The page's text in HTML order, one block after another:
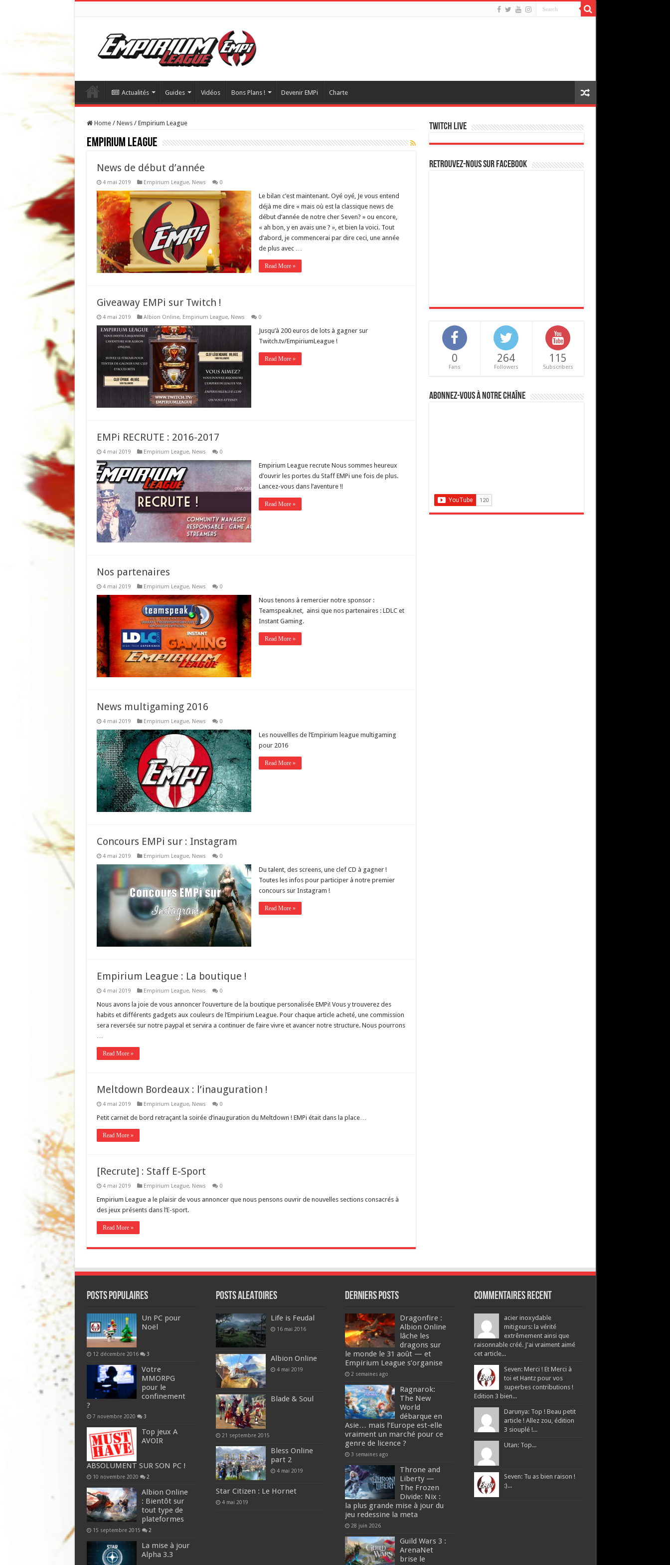
Actualités Guides Vidéos Bons Plans ! Devenir EMPi Charte
Home / News / Empirium League
Empirium League
News de début d’année
4 mai 2019 Empirium League, News 0
Le bilan c’est maintenant. Oyé oyé, Je vous entend
déjà me dire « mais où est la classique news de
début d’année de notre cher Seven? » ou encore,
« ah bon, y en avais une ? », et bien la voici. Tout
d’abord, je commencerai par dire ceci, une année
de plus avec …
Read More »
Giveaway EMPi sur Twitch !
4 mai 2019 Albion Online, Empirium League, News 0
Jusqu’à 200 euros de lots à gagner sur
Twitch.tv/EmpiriumLeague !
Read More »
EMPi RECRUTE : 2016-2017
4 mai 2019 Empirium League, News 0
Empirium League recrute Nous sommes heureux
d’ouvrir les portes du Staff EMPi une fois de plus.
Lancez-vous dans l’aventure !!
Read More »
Nos partenaires
4 mai 2019 Empirium League, News 0
Nous tenons à remercier notre sponsor :
Teamspeak.net, ainsi que nos partenaires : LDLC et
Instant Gaming.
Read More »
News multigaming 2016
4 mai 2019 Empirium League, News 0
Les nouvellles de l’Empirium league multigaming
pour 2016
Read More »
Concours EMPi sur : Instagram
4 mai 2019 Empirium League, News 0
Du talent, des screens, une clef CD à gagner !
Toutes les infos pour participer à notre premier
concours sur Instagram !
Read More »
Empirium League : La boutique !
4 mai 2019 Empirium League, News 0
Nous avons la joie de vous annoncer l’ouverture de la boutique personalisée EMPi! Vous y trouverez des
habits et différents gadgets aux couleurs de l’Empirium League. Pour chaque article acheté, une commission
sera reversée sur notre paypal et servira a continuer de faire vivre et avancer notre structure. Nous pourrons
…
Read More »
Meltdown Bordeaux : l’inauguration !
4 mai 2019 Empirium League, News 0
Petit carnet de bord retraçant la soirée d’inauguration du Meltdown ! EMPi était dans la place…
Read More »
[Recrute] : Staff E-Sport
4 mai 2019 Empirium League, News 0
Empirium League a le plaisir de vous annoncer que nous pensons ouvrir de nouvelles sections consacrés à
des jeux présents dans l’E-sport.
Read More »
Twitch live
Retrouvez-nous sur Facebook
0
Fans
264
Followers
115
Subscribers
Abonnez-vous à notre chaîne
POSTS POPULAIRES
Un PC pour
Noël
12 décembre 2016 3
Votre
MMORPG
pour le
confinement
?
7 novembre 2020 3
Top jeux A
AVOIR
ABSOLUMENT SUR SON PC !
10 novembre 2020 2
Albion Online
: Bientôt sur
tout type de
plateformes
15 septembre 2015 2
La mise à jour
Alpha 3.3
Posts ALEATOIRES
Life is Feudal
16 mai 2016
Albion Online
4 mai 2019
Blade & Soul
21 septembre 2015
Bless Online
part 2
4 mai 2019
Star Citizen : Le Hornet
4 mai 2019
DERNIERS Posts
Dragonfire :
Albion Online
lâche les
dragons sur
le monde le 31 août — et
Empirium League s’organise
2 semaines ago
Ragnarok:
The New
World
débarque en
Asie… mais l’Europe est-elle
vraiment un marché pour ce
genre de licence ?
3 semaines ago
Throne and
Liberty —
The Frozen
Divide: Nix :
la plus grande mise à jour du
jeu redessine la meta
28 juin 2026
Guild Wars 3 :
ArenaNet
brise le
Commentaires recent
acier inoxydable
mitigeurs: la vérité
extrêmement ainsi que
raisonnable créé. J'ai vraiment aimé
cet article...
Seven: Merci ! Et Merci à
toi et Hantz pour vos
superbes contributions !
Edition 3 bien...
Darunya: Top ! Beau petit
article ! Allez zou, édition
3 siouplé !...
Utan: Top...
Seven: Tu as bien raison !
:)...